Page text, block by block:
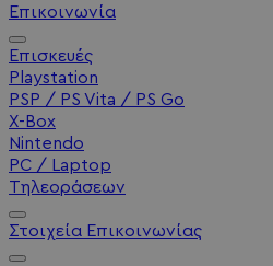
Επικοινωνία
Επισκευές
Playstation
PSP / PS Vita / PS Go
X-Box
Nintendo
PC / Laptop
Τηλεοράσεων
Στοιχεία Επικοινωνίας